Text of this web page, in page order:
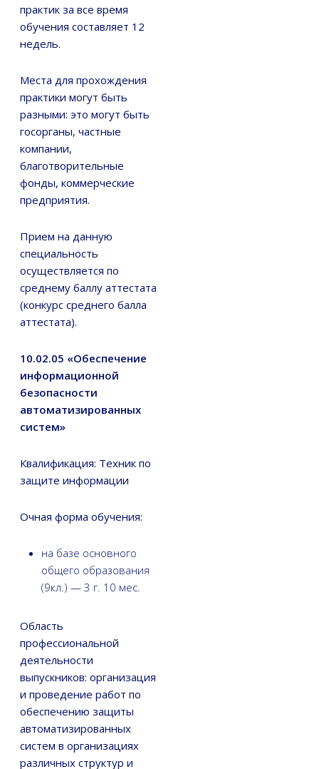
практик за все время
обучения составляет 12
недель.
Места для прохождения
практики могут быть
разными: это могут быть
госорганы, частные
компании,
благотворительные
фонды, коммерческие
предприятия.
Прием на данную
специальность
осуществляется по
среднему баллу аттестата
(конкурс среднего балла
аттестата).
10.02.05 «Обеспечение
информационной
безопасности
автоматизированных
систем»
Квалификация: Техник по
защите информации
Очная форма обучения:
на базе основного
общего образования
(9кл.) — 3 г. 10 мес.
Область
профессиональной
деятельности
выпускников: организация
и проведение работ по
обеспечению защиты
автоматизированных
систем в организациях
различных структур и